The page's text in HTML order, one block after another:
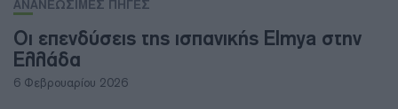
ΑΝΑΝΕΩΣΙΜΕΣ ΠΗΓΕΣ
Οι επενδύσεις της ισπανικής Elmya στην
Ελλάδα
6 Φεβρουαρίου 2026